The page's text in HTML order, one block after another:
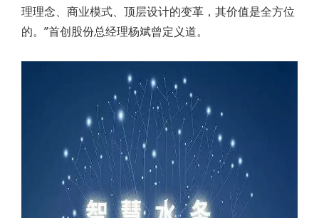
理理念、商业模式、顶层设计的变革，其价值是全方位
的。”首创股份总经理杨斌曾定义道。